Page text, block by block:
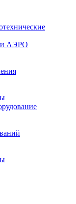
АЭРО